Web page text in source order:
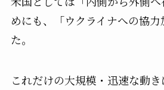
めにも、「ウクライナへの協
た。
これだけの大規模・迅速な動